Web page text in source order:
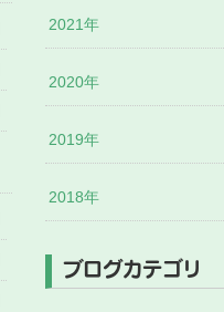
2021年
2020年
2019年
2018年
ブログカテゴリ